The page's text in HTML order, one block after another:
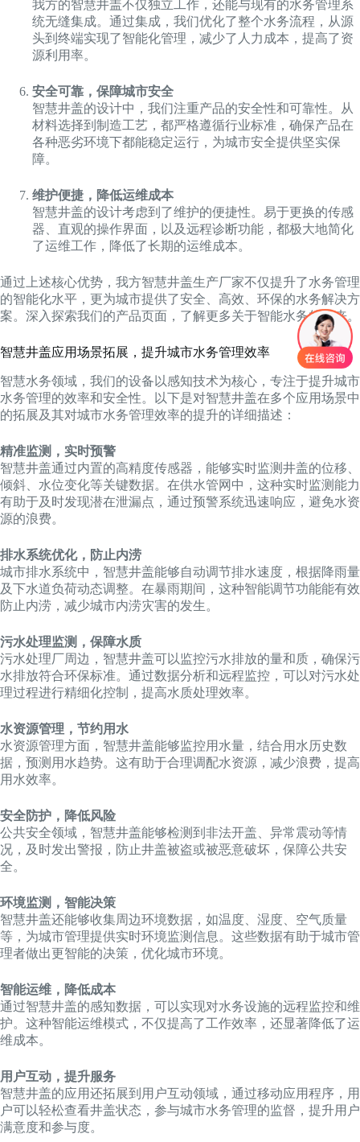
我方的智慧井盖不仅独立工作，还能与现有的水务管理系
统无缝集成。通过集成，我们优化了整个水务流程，从源
头到终端实现了智能化管理，减少了人力成本，提高了资
源利用率。
安全可靠，保障城市安全
智慧井盖的设计中，我们注重产品的安全性和可靠性。从
材料选择到制造工艺，都严格遵循行业标准，确保产品在
各种恶劣环境下都能稳定运行，为城市安全提供坚实保
障。
维护便捷，降低运维成本
智慧井盖的设计考虑到了维护的便捷性。易于更换的传感
器、直观的操作界面，以及远程诊断功能，都极大地简化
了运维工作，降低了长期的运维成本。
通过上述核心优势，我方智慧井盖生产厂家不仅提升了水务管理
的智能化水平，更为城市提供了安全、高效、环保的水务解决方
案。深入探索我们的产品页面，了解更多关于智能水务的未来。
智慧井盖应用场景拓展，提升城市水务管理效率
智慧水务领域，我们的设备以感知技术为核心，专注于提升城市
水务管理的效率和安全性。以下是对智慧井盖在多个应用场景中
的拓展及其对城市水务管理效率的提升的详细描述：
精准监测，实时预警
智慧井盖通过内置的高精度传感器，能够实时监测井盖的位移、
倾斜、水位变化等关键数据。在供水管网中，这种实时监测能力
有助于及时发现潜在泄漏点，通过预警系统迅速响应，避免水资
源的浪费。
排水系统优化，防止内涝
城市排水系统中，智慧井盖能够自动调节排水速度，根据降雨量
及下水道负荷动态调整。在暴雨期间，这种智能调节功能能有效
防止内涝，减少城市内涝灾害的发生。
污水处理监测，保障水质
污水处理厂周边，智慧井盖可以监控污水排放的量和质，确保污
水排放符合环保标准。通过数据分析和远程监控，可以对污水处
理过程进行精细化控制，提高水质处理效率。
水资源管理，节约用水
水资源管理方面，智慧井盖能够监控用水量，结合用水历史数
据，预测用水趋势。这有助于合理调配水资源，减少浪费，提高
用水效率。
安全防护，降低风险
公共安全领域，智慧井盖能够检测到非法开盖、异常震动等情
况，及时发出警报，防止井盖被盗或被恶意破坏，保障公共安
全。
环境监测，智能决策
智慧井盖还能够收集周边环境数据，如温度、湿度、空气质量
等，为城市管理提供实时环境监测信息。这些数据有助于城市管
理者做出更智能的决策，优化城市环境。
智能运维，降低成本
通过智慧井盖的感知数据，可以实现对水务设施的远程监控和维
护。这种智能运维模式，不仅提高了工作效率，还显著降低了运
维成本。
用户互动，提升服务
智慧井盖的应用还拓展到用户互动领域，通过移动应用程序，用
户可以轻松查看井盖状态，参与城市水务管理的监督，提升用户
满意度和参与度。